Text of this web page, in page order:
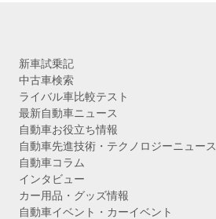
新車試乗記
中古車検索
ライバル車比較テスト
最新自動車ニュース
自動車お役立ち情報
自動車先進技術・テクノロジーニュース
自動車コラム
インタビュー
カー用品・グッズ情報
自動車イベント・カーイベント